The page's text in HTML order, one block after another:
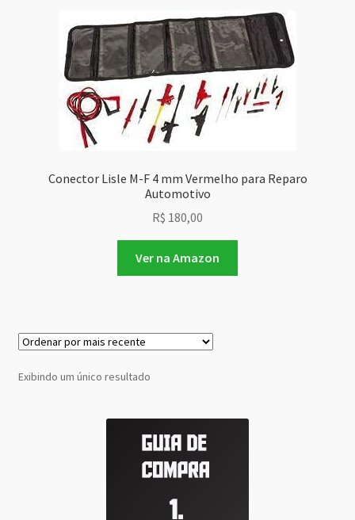
Conector Lisle M-F 4 mm Vermelho para Reparo
Automotivo
R$ 180,00
Ver na Amazon
Exibindo um único resultado